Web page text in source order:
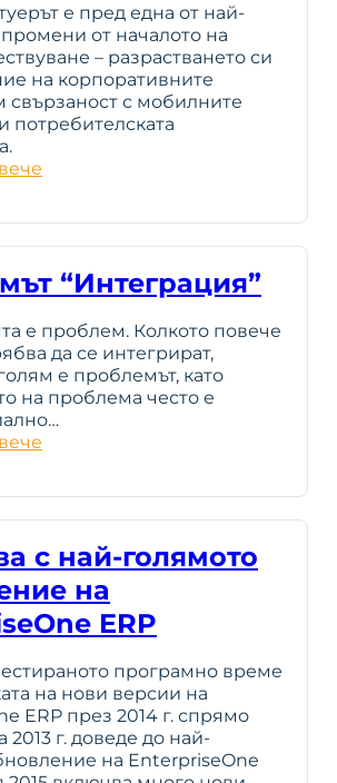
е пред една от най-
от началото на
– разрастването си
на корпоративните
свързаност с мобилните
потребителската
“Интеграция”
е проблем. Колкото повече
да се интегрират,
е проблемът, като
на проблема често е
с най-голямото
на
ERP
програмно време
на нови версии на
ERP през 2014 г. спрямо
2013 г. доведе до най-
на EnterpriseOne